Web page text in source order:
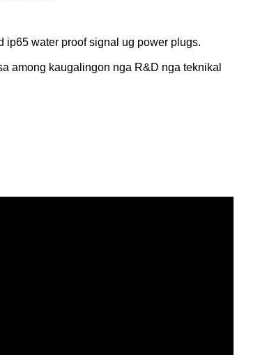
ip65 water proof signal ug power plugs.
among kaugalingon nga R&D nga teknikal